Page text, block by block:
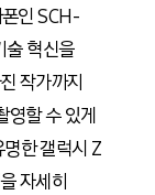
폰인SCH-
술 혁신을
작가까지
영할 수 있게
한 갤럭시 Z
자세히